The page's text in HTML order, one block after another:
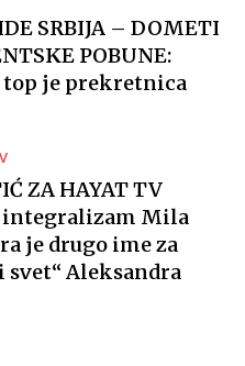
SRBIJA – DOMETI
POBUNE:
top je prekretnica
ZA HAYAT TV
integralizam Mila
je drugo ime za
svet“ Aleksandra